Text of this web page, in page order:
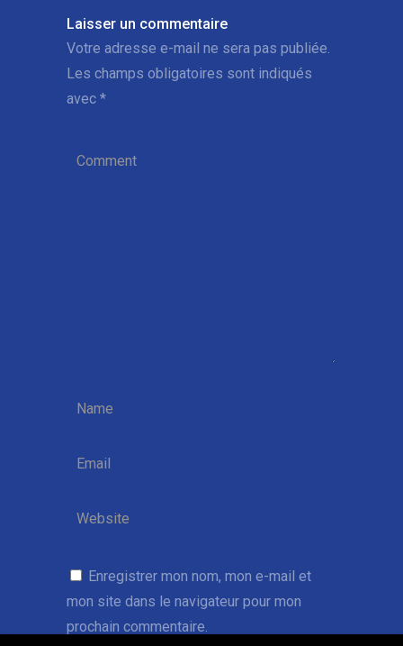
Laisser un commentaire
Votre adresse e-mail ne sera pas publiée.
Les champs obligatoires sont indiqués
avec *
Enregistrer mon nom, mon e-mail et
mon site dans le navigateur pour mon
prochain commentaire.